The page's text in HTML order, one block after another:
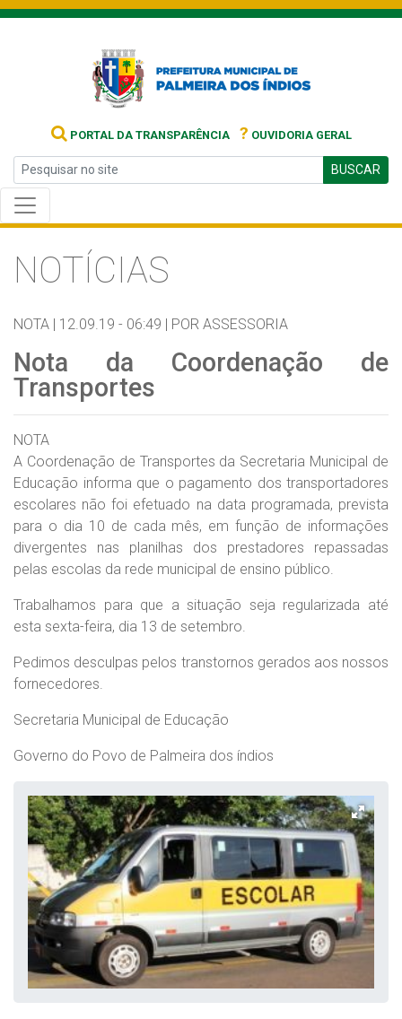
PORTAL DA TRANSPARÊNCIA ? OUVIDORIA GERAL
BUSCAR
NOTÍCIAS
NOTA | 12.09.19 - 06:49 | POR ASSESSORIA
Nota da Coordenação de
Transportes
NOTA
A Coordenação de Transportes da Secretaria Municipal de
Educação informa que o pagamento dos transportadores
escolares não foi efetuado na data programada, prevista
para o dia 10 de cada mês, em função de informações
divergentes nas planilhas dos prestadores repassadas
pelas escolas da rede municipal de ensino público.
Trabalhamos para que a situação seja regularizada até
esta sexta-feira, dia 13 de setembro.
Pedimos desculpas pelos transtornos gerados aos nossos
fornecedores.
Secretaria Municipal de Educação
Governo do Povo de Palmeira dos índios